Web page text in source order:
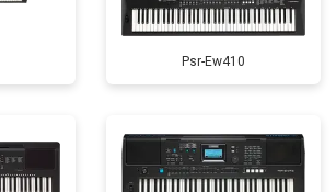
Psr-Ew410